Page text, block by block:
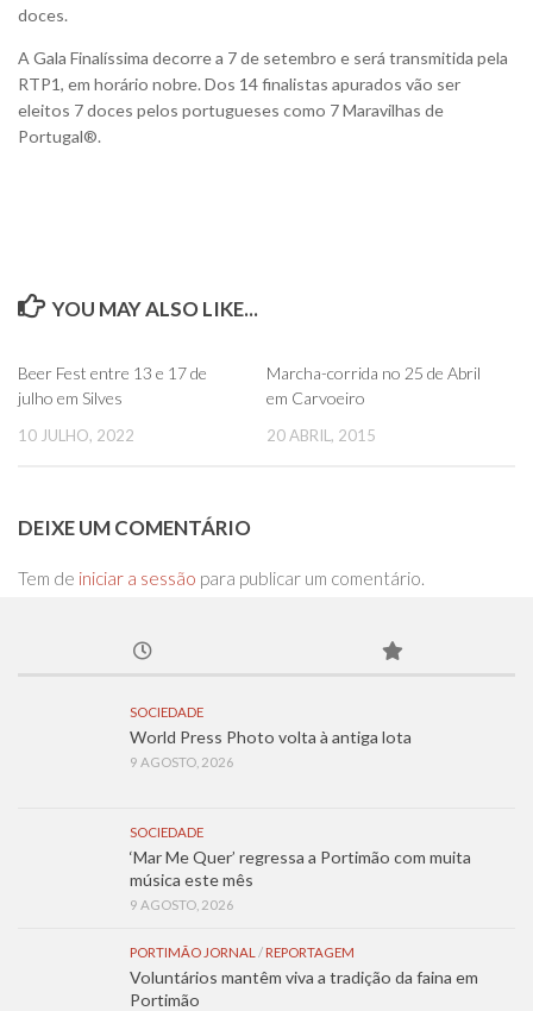
doces.
A Gala Finalíssima decorre a 7 de setembro e será transmitida pela
RTP1, em horário nobre. Dos 14 finalistas apurados vão ser
eleitos 7 doces pelos portugueses como 7 Maravilhas de
Portugal®.
YOU MAY ALSO LIKE...
Beer Fest entre 13 e 17 de
julho em Silves
10 JULHO, 2022
Marcha-corrida no 25 de Abril
em Carvoeiro
20 ABRIL, 2015
DEIXE UM COMENTÁRIO
Tem de iniciar a sessão para publicar um comentário.
SOCIEDADE
World Press Photo volta à antiga lota
9 AGOSTO, 2026
SOCIEDADE
‘Mar Me Quer’ regressa a Portimão com muita
música este mês
9 AGOSTO, 2026
PORTIMÃO JORNAL / REPORTAGEM
Voluntários mantêm viva a tradição da faina em
Portimão